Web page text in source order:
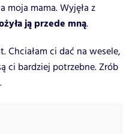
moja mama. Wyjęła z
ją przede mną.
Chciałam ci dać na wesele,
ci bardziej potrzebne. Zrób